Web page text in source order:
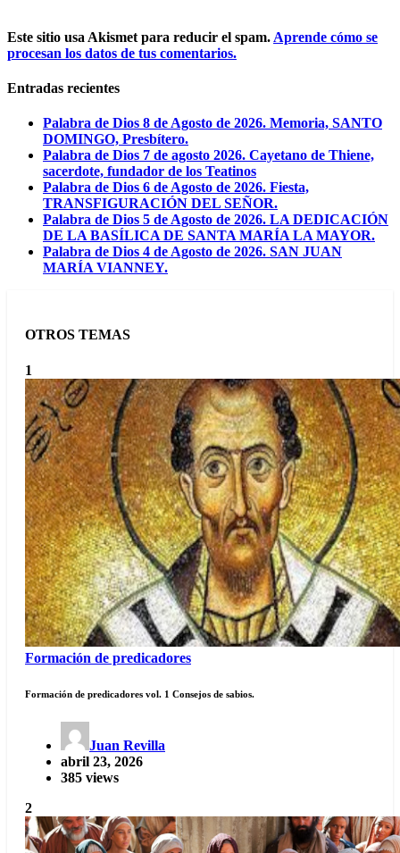
Este sitio usa Akismet para reducir el spam. Aprende cómo se
procesan los datos de tus comentarios.
Entradas recientes
Palabra de Dios 8 de Agosto de 2026. Memoria, SANTO
DOMINGO, Presbítero.
Palabra de Dios 7 de agosto 2026. Cayetano de Thiene,
sacerdote, fundador de los Teatinos
Palabra de Dios 6 de Agosto de 2026. Fiesta,
TRANSFIGURACIÓN DEL SEÑOR.
Palabra de Dios 5 de Agosto de 2026. LA DEDICACIÓN
DE LA BASÍLICA DE SANTA MARÍA LA MAYOR.
Palabra de Dios 4 de Agosto de 2026. SAN JUAN
MARÍA VIANNEY.
OTROS TEMAS
1
Formación de predicadores
Formación de predicadores vol. 1 Consejos de sabios.
Juan Revilla
abril 23, 2026
385 views
2